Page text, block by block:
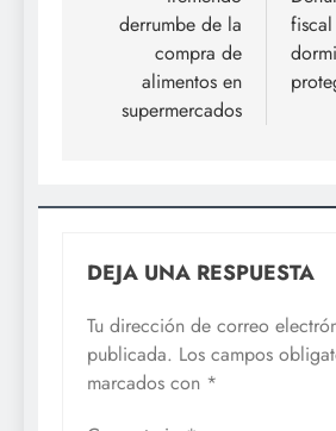
entradas
derrumbe de la
compra de
alimentos en
supermercados
DEJA UNA RESPUESTA
Tu dirección de correo
publicada. Los campos
marcados con *